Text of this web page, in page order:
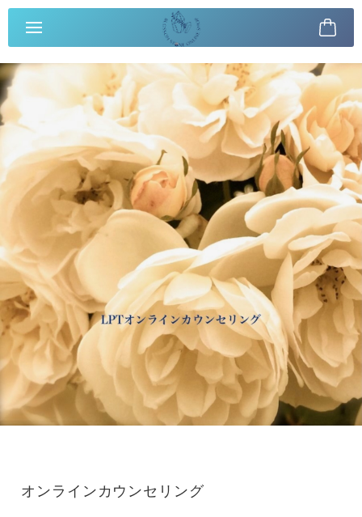
オンラインカウンセリング